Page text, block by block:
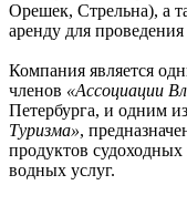
Орешек, Стрельна), а
аренду для
Компания является
членов «Ассоциации
Петербурга, и одним
Туризма»,
продуктов
водных услуг.